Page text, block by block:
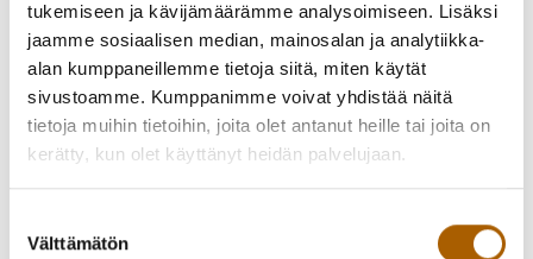
tukemiseen ja kävijämäärämme analysoimiseen. Lisäksi
jaamme sosiaalisen median, mainosalan ja analytiikka-
alan kumppaneillemme tietoja siitä, miten käytät
sivustoamme. Kumppanimme voivat yhdistää näitä
tietoja muihin tietoihin, joita olet antanut heille tai joita on
kerätty, kun olet käyttänyt heidän palvelujaan.
valinta
Välttämätön